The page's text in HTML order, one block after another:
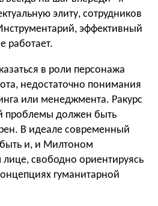
элиту, сотрудников
эффективный
работает.
в роли персонажа
недостаточно понимания
или менеджмента. Ракурс
проблемы должен быть
В идеале современный
и, и Милтоном
свободно ориентируясь
гуманитарной